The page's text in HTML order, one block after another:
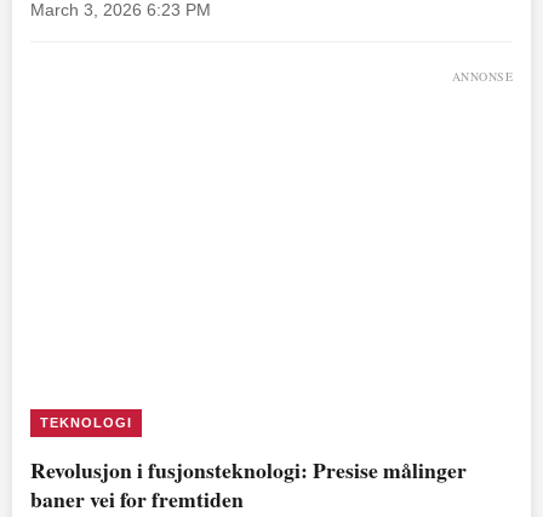
March 3, 2026 6:23 PM
ANNONSE
TEKNOLOGI
Revolusjon i fusjonsteknologi: Presise målinger
baner vei for fremtiden